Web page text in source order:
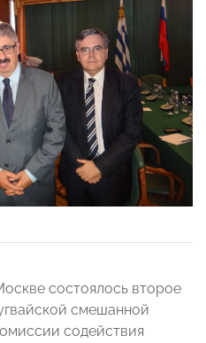
состоялось второе
смешанной
содействия